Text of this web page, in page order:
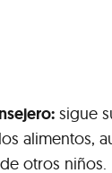
sigue
alimentos,
otros niños.